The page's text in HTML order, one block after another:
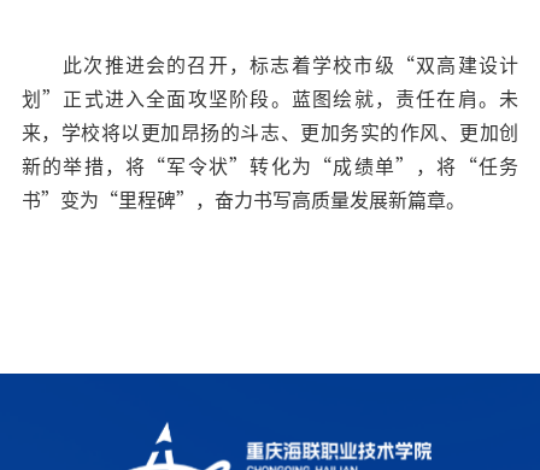
此次推进会的召开，标志着学校市级“双高建设计
划”正式进入全面攻坚阶段。蓝图绘就，责任在肩。未
来，学校将以更加昂扬的斗志、更加务实的作风、更加创
新的举措，将“军令状”转化为“成绩单”，将“任务
书”变为“里程碑”，奋力书写高质量发展新篇章。